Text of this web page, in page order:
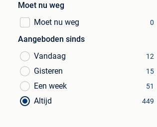
Moet nu weg
Moet nu weg
0
Aangeboden sinds
Vandaag
12
Gisteren 15
Een week 51
Altijd 449